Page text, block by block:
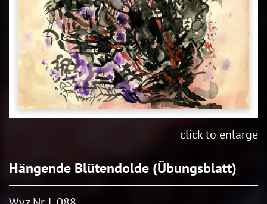
click to enlarge
Hängende Blütendolde (Übungsblatt)